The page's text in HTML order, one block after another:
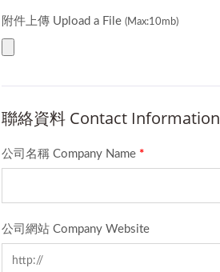
附件上傳 Upload a File (Max:10mb)
聯絡資料 Contact Information
公司名稱 Company Name *
公司網站 Company Website